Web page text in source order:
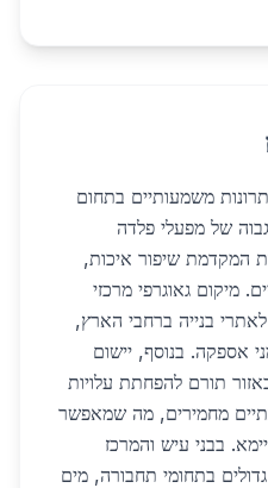
משמעותיים בתחום
של מפעלי פלדה
המקדמת שיפור איכות,
מיקום גאוגרפי מרכזי
בנייה ברחבי הארץ,
אספקה. בנוסף, יישום
באזור תורם להפחתת עלויות
מחמירים, מה שמאפשר
בבני עיש והמרכז
בתחומי תחבורה, מים